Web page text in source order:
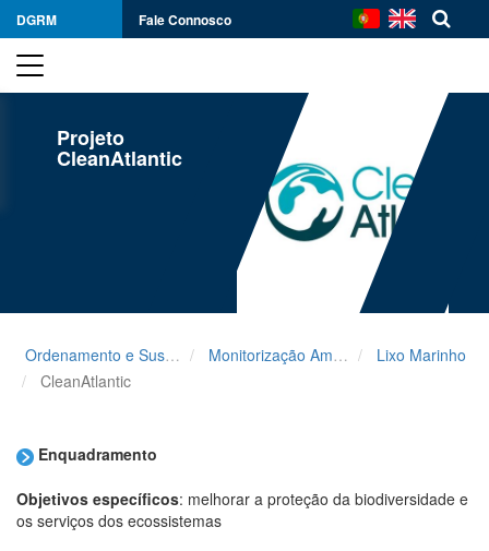
DGRM Fale Connosco
Projeto
CleanAtlantic
Ordenamento e Sustentabilidade Monitorização Ambiental
Lixo Marinho
CleanAtlantic
Enquadramento
Objetivos específicos: melhorar a proteção da biodiversidade e
os serviços dos ecossistemas